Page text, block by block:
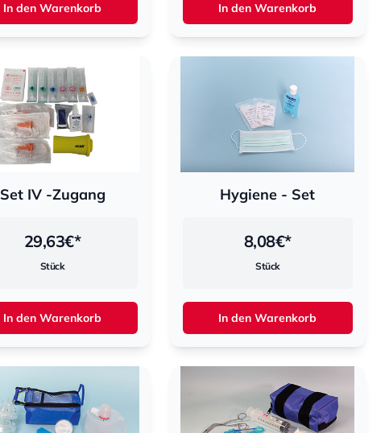
In den Warenkorb In den Warenkorb
Set IV -Zugang
29,63€*
Stück
In den Warenkorb
Hygiene - Set
8,08€*
Stück
In den Warenkorb